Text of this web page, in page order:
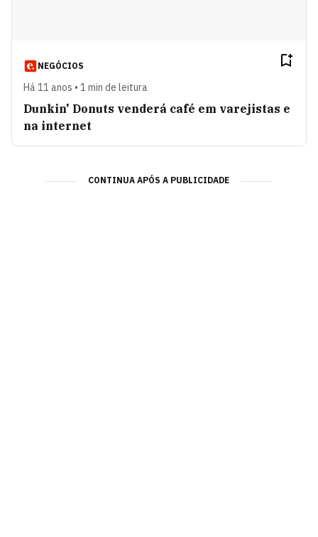
NEGÓCIOS
Há 11 anos • 1 min de leitura
Dunkin' Donuts venderá café em varejistas e
na internet
CONTINUA APÓS A PUBLICIDADE